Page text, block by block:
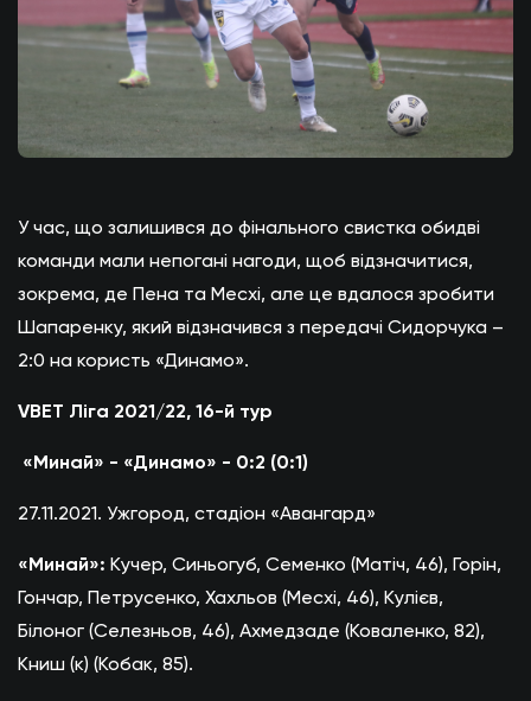
У час, що залишився до фінального свистка обидві
команди мали непогані нагоди, щоб відзначитися,
зокрема, де Пена та Месхі, але це вдалося зробити
Шапаренку, який відзначився з передачі Сидорчука –
2:0 на користь «Динамо».
VBET Ліга 2021/22, 16-й тур
«Минай» - «Динамо» - 0:2 (0:1)
27.11.2021. Ужгород, стадіон «Авангард»
«Минай»: Кучер, Синьогуб, Семенко (Матіч, 46), Горін,
Гончар, Петрусенко, Хахльов (Месхі, 46), Кулієв,
Білоног (Селезньов, 46), Ахмедзаде (Коваленко, 82),
Книш (к) (Кобак, 85).